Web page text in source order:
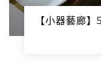
【小器藝廊